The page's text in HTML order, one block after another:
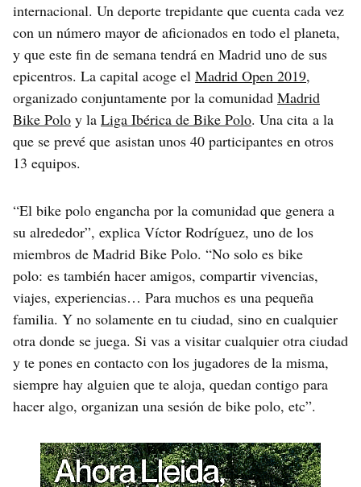
internacional. Un deporte trepidante que cuenta cada vez
con un número mayor de aficionados en todo el planeta,
y que este fin de semana tendrá en Madrid uno de sus
epicentros. La capital acoge el Madrid Open 2019,
organizado conjuntamente por la comunidad Madrid
Bike Polo y la Liga Ibérica de Bike Polo. Una cita a la
que se prevé que asistan unos 40 participantes en otros
13 equipos.
“El bike polo engancha por la comunidad que genera a
su alrededor”, explica Víctor Rodríguez, uno de los
miembros de Madrid Bike Polo. “No solo es bike
polo: es también hacer amigos, compartir vivencias,
viajes, experiencias… Para muchos es una pequeña
familia. Y no solamente en tu ciudad, sino en cualquier
otra donde se juega. Si vas a visitar cualquier otra ciudad
y te pones en contacto con los jugadores de la misma,
siempre hay alguien que te aloja, quedan contigo para
hacer algo, organizan una sesión de bike polo, etc”.